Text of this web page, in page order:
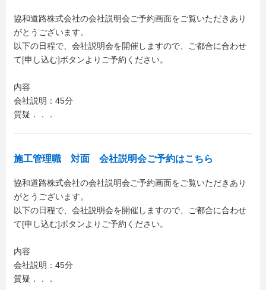
協和道路株式会社の会社説明会ご予約画面をご覧いただきあり
がとうございます。
以下の日程で、会社説明会を開催しますので、ご都合に合わせ
て[申し込む]ボタンよりご予約ください。
内容
会社説明：45分
質疑．．．
施工管理職 対面 会社説明会ご予約はこちら
協和道路株式会社の会社説明会ご予約画面をご覧いただきあり
がとうございます。
以下の日程で、会社説明会を開催しますので、ご都合に合わせ
て[申し込む]ボタンよりご予約ください。
内容
会社説明：45分
質疑．．．